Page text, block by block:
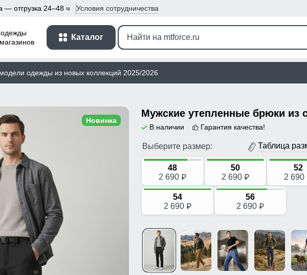
— отгрузка 24–48 ч Условия сотрудничества
Каталог
одежды из новых коллекций 2025/2026
Новинка
В наличии Гарантия качества!
Выберите размер: Таблица
48
2 690 p
50
2 690 p
52
2 690
54
2 690 p
56
2 690 p